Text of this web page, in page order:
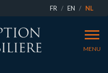
FR EN NL
MENU